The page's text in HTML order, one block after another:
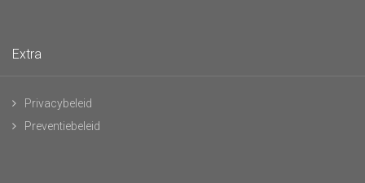
Extra
Privacybeleid
Preventiebeleid